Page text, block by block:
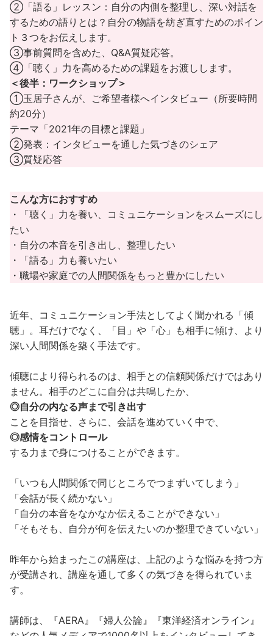
②「語る」レッスン：自分の内側を整理し、深い対話を
するための語りとは？自分の物語を紡ぎ直すためのポイン
ト３つをお伝えします。
③事前質問を含めた、Q&A質疑応答。
④「聴く」力を高めるための課題をお渡しします。
＜後半：ワークショップ＞
①玉居子さんが、ご希望者様へインタビュー（所要時間
約20分）
テーマ「2021年の目標と課題」
②発表：インタビューを通した気づきのシェア
③質疑応答
こんな方におすすめ
・「聴く」力を養い、コミュニケーションをスムーズにし
たい
・自分の本音を引き出し、整理したい
・「語る」力も養いたい
・職場や家庭での人間関係をもっと豊かにしたい
近年、コミュニケーション手法としてよく聞かれる「傾
聴」。耳だけでなく、「目」や「心」も相手に傾け、より
深い人間関係を築く手法です。
傾聴により得られるのは、相手との信頼関係だけではあり
ません。相手のどこに自分は共鳴したか、
◎自分の内なる声まで引き出す
ことを目指せ、さらに、会話を進めていく中で、
◎感情をコントロール
する力まで身につけることができます。
「いつも人間関係で同じところでつまずいてしまう」
「会話が長く続かない」
「自分の本音をなかなか伝えることができない」
「そもそも、自分が何を伝えたいのか整理できていない」
昨年から始まったこの講座は、上記のような悩みを持つ方
が受講され、講座を通して多くの気づきを得られていま
す。
講師は、『AERA』『婦人公論』『東洋経済オンライン』